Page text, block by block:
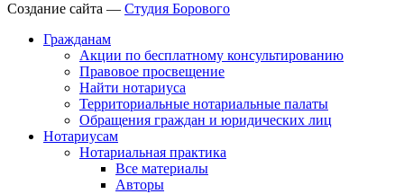
Создание сайта — Студия Борового
Гражданам
Акции по бесплатному консультированию
Правовое просвещение
Найти нотариуса
Территориальные нотариальные палаты
Обращения граждан и юридических лиц
Нотариусам
Нотариальная практика
Все материалы
Авторы